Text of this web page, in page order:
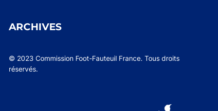
ARCHIVES
© 2023 Commission Foot-Fauteuil France. Tous droits
réservés.